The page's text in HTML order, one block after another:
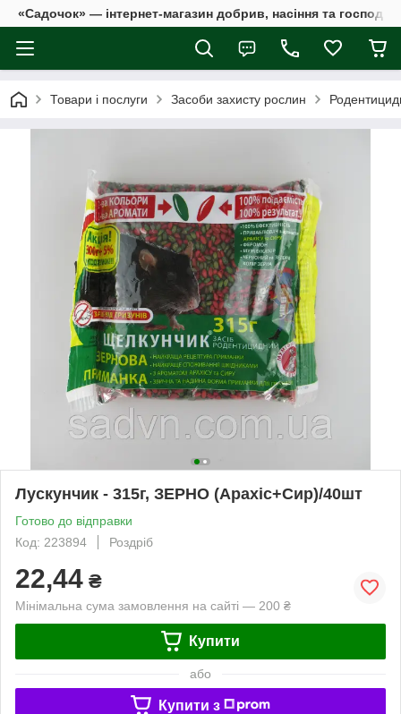
«Садочок» — інтернет-магазин добрив, насіння та
Товари і послуги Засоби захисту рослин
Лускунчик - 315г, ЗЕРНО (Арахіс+Сир)/40шт
Готово до відправки
Код: 223894
Роздріб
22,44 ₴
Мінімальна сума замовлення на сайті — 200 ₴
Купити
або
Купити з